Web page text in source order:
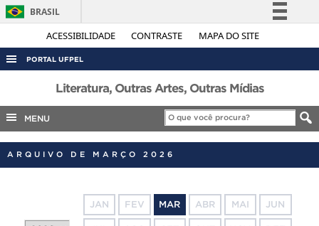
ACESSIBILIDADE CONTRASTE MAPA DO SITE
BRASIL
Simplifique!
Acesso à informação
Legislação
Canais
PORTAL UFPEL
ACESSO À INFORMAÇÃO
AUDITORIA
COBALTO
CONCURSOS
Literatura, Outras Artes, Outras Mídias
MENU
ARQUIVO DE MARÇO 2026
JAN FEV MAR ABR MAI JUN